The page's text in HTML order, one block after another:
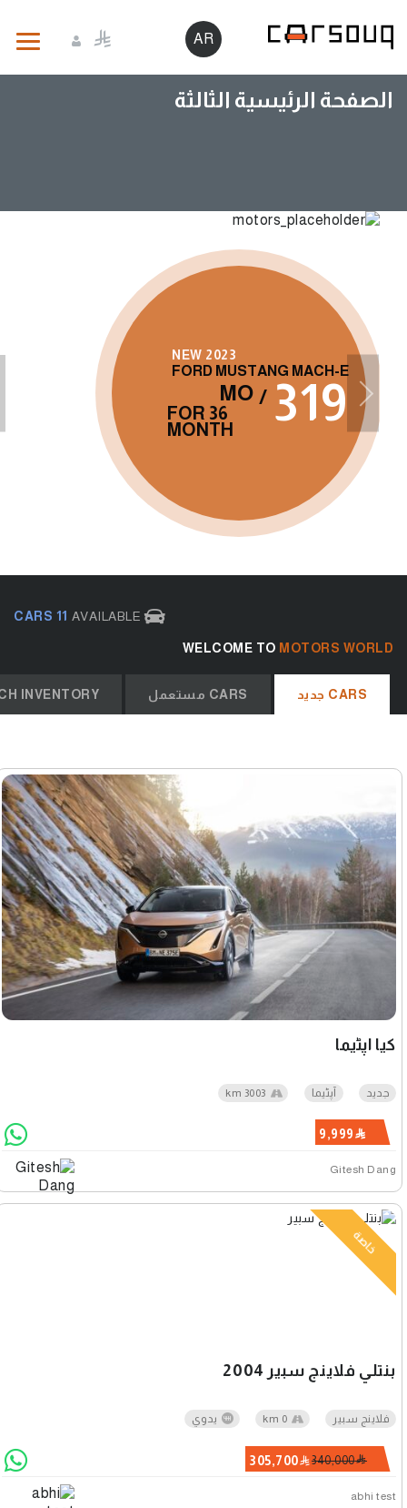
AR
الصفحة الرئيسية الثالثة
NEW 2023
FORD MUSTANG MACH-E
319
/
MO
FOR 36
MONTH
AVAILABLE
11 CARS
WELCOME TO MOTORS WORLD
CARS جديد CARS مستعمل INVENTORY
كيا آپٹیما
9,999
جديد آپٹیما 3003 km
Gitesh Dang
خاصة
بنتلي فلاينج سبير 2004
340,000
305,700
فلاينج سبير 0 km يدوي
abhi test